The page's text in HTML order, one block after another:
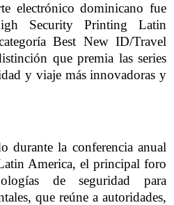
electrónico dominicano fue
Security Printing Latin
Best New ID/Travel
que premia las series
y viaje más innovadoras y
durante la conferencia anual
America, el principal foro
de seguridad para
que reúne a autoridades,